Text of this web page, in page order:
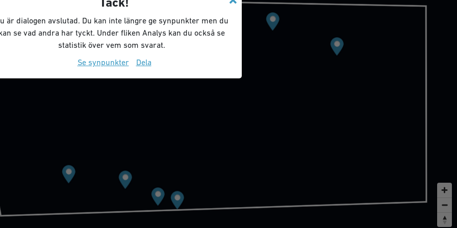
är dialogen avslutad. Du kan inte längre ge synpunkter men du
se vad andra har tyckt. Under fliken Analys kan du också se
statistik över vem som svarat.
Se synpunkter
Dela